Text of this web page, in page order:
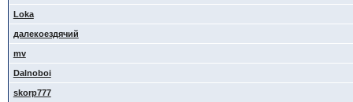
Loka
далекоездячий
mv
Dalnoboi
skorp777